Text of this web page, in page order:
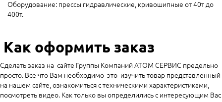
Оборудование: прессы гидравлические, кривошипные от 40т до
400т.
Как оформить заказ
Сделать заказ на сайте Группы Компаний АТОМ СЕРВИС предельно
просто. Все что Вам необходимо это изучить товар представленный
на нашем сайте, ознакомиться с техническими характеристиками,
посмотреть видео. Как только вы определились с интересующим Вас